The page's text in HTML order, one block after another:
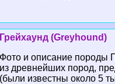
Грейхаунд (Greyhound)
Фото и описание породы
из древнейших пород,
(были известны около 5